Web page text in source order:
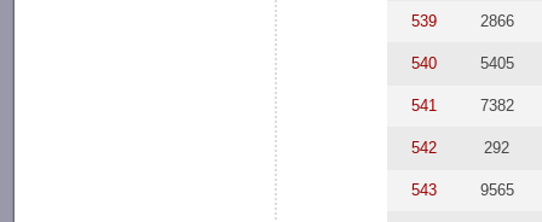
539 2866
540 5405
541 7382
542 292
543 9565